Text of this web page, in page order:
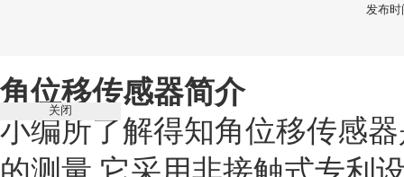
发布时
角位移传感器简介
小编所了解得知角位移传感
关闭